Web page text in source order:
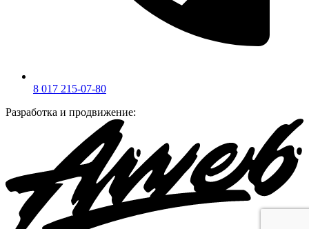
8 017 215-07-80
Разработка и продвижение: